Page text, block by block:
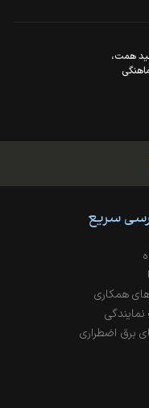
همت،
با هماهنگی
سریع
همکاری
برق اضطراری